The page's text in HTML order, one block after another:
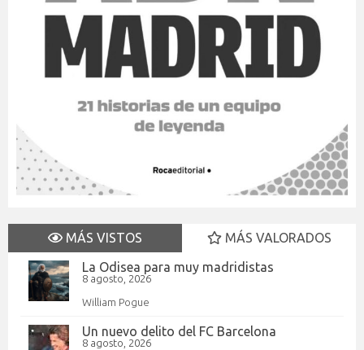
MÁS VISTOS
MÁS VALORADOS
La Odisea para muy madridistas
8 agosto, 2026
William Pogue
Un nuevo delito del FC Barcelona
8 agosto, 2026